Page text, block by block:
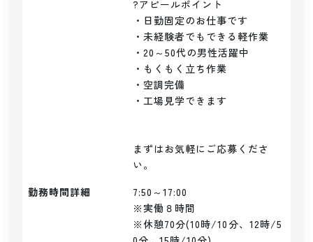
?アピールポイント
・日勤固定のお仕事です
・未経験者でもできる軽作業
・20～50代の男性活躍中
・もくもく立ち作業
・空調完備
・工場見学できます
まずはお気軽にご応募くださ
い。
勤務時間詳細
7:50～17:00
※実働８時間
※休憩70分(10時/10分、12時/5